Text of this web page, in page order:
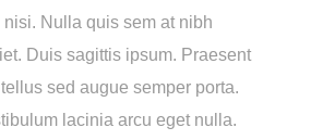
Nulla quis sem at nibh
Duis sagittis ipsum. Praesent
sed augue semper porta.
lacinia arcu eget nulla.